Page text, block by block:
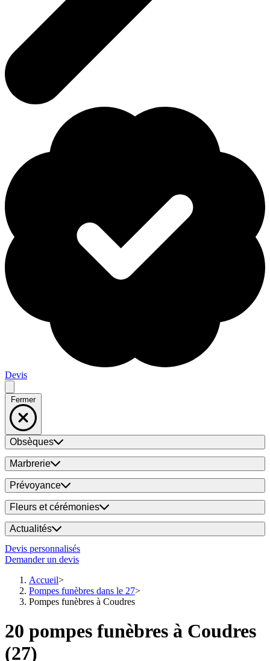
Devis
Fermer
Obsèques
Marbrerie
Prévoyance
Fleurs et cérémonies
Actualités
Devis personnalisés
Demander un devis
Accueil
Pompes funèbres dans le 27
Pompes funèbres à Coudres
20 pompes funèbres à Coudres
(27)